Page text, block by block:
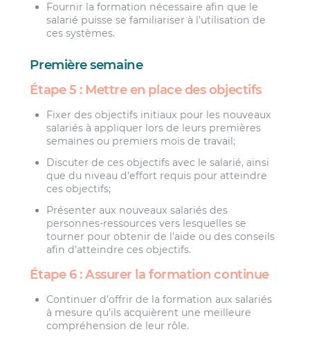
Fournir la formation nécessaire afin que le
salarié puisse se familiariser à l’utilisation de
ces systèmes.
Première semaine
Étape 5 : Mettre en place des objectifs
Fixer des objectifs initiaux pour les nouveaux
salariés à appliquer lors de leurs premières
semaines ou premiers mois de travail;
Discuter de ces objectifs avec le salarié, ainsi
que du niveau d’effort requis pour atteindre
ces objectifs;
Présenter aux nouveaux salariés des
personnes-ressources vers lesquelles se
tourner pour obtenir de l’aide ou des conseils
afin d’atteindre ces objectifs.
Étape 6 : Assurer la formation continue
Continuer d’offrir de la formation aux salariés
à mesure qu’ils acquièrent une meilleure
compréhension de leur rôle.